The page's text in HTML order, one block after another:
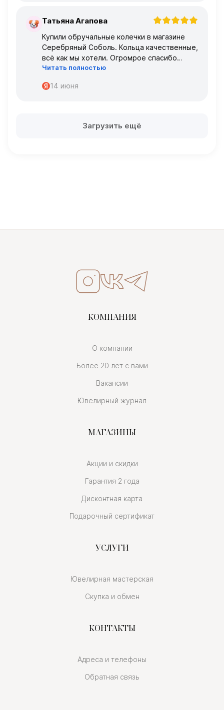
Т Татьяна Агапова
Купили обручальные колечки в магазине
Серебряный Соболь. Кольца качественные,
всё как мы хотели. Огромрое спасибо
персоналу за работу с нами!
Читать полностью
14 июня
Загрузить ещё
КОМПАНИЯ
О компании
Более 20 лет с вами
Вакансии
Ювелирный журнал
МАГАЗИНЫ
Акции и скидки
Гарантия 2 года
Дисконтная карта
Подарочный сертификат
УСЛУГИ
Ювелирная мастерская
Скупка и обмен
КОНТАКТЫ
Адреса и телефоны
Обратная связь